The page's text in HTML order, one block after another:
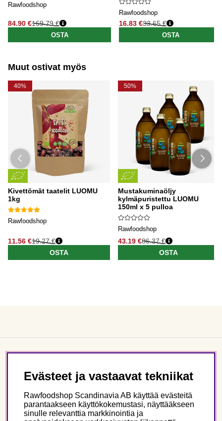
Rawfoodshop
84.90 €
Normaali hinta
169.79 €
OSTA
Rawfoodshop
16.83 €
Normaali hinta
33.65 €
OSTA
Muut ostivat myös
40%
Kivettömät taatelit LUOMU
1kg
Rawfoodshop
11.56 €19.27 €
OSTA
50%
Mustakuminaöljy
kylmäpuristettu LUOMU
150ml x 5 pulloa
Rawfoodshop
43.19 €86.37 €
OSTA
Seuraa meitä
Evästeet ja vastaavat tekniikat
Rawfoodshop Scandinavia AB käyttää evästeitä
parantaakseen käyttökokemustasi, näyttääkseen
sinulle relevanttia markkinointia ja